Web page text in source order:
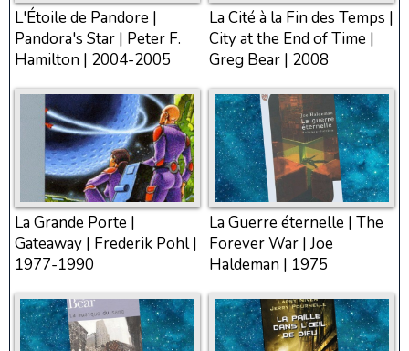
L'Étoile de Pandore |
Pandora's Star | Peter F.
Hamilton | 2004-2005
La Cité à la Fin des Temps |
City at the End of Time |
Greg Bear | 2008
La Grande Porte |
Gateaway | Frederik Pohl |
1977-1990
La Guerre éternelle | The
Forever War | Joe
Haldeman | 1975